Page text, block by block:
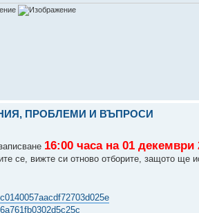
ПРОБЛЕМИ И ВЪПРОСИ
16:00 часа на 01 декември
се, вижте си отново отборите, защото ще